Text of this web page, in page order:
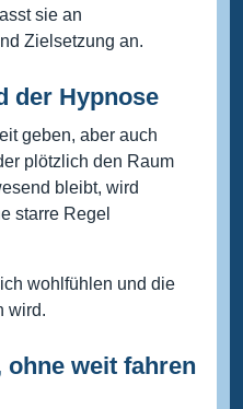
sie an
Zielsetzung an.
der Hypnose
geben, aber auch
plötzlich den Raum
bleibt, wird
starre Regel
wohlfühlen und die
wird.
weit fahren